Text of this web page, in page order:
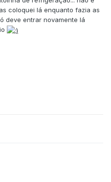
coloquei lá enquanto fazia as
deve entrar novamente lá